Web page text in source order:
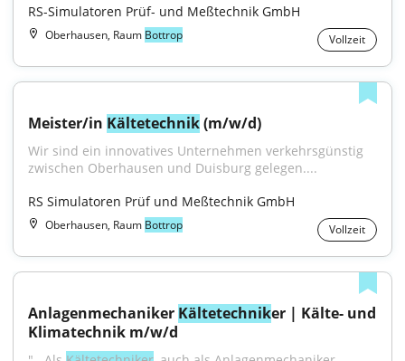
RS-Simulatoren Prüf- und Meßtechnik GmbH
Oberhausen, Raum Bottrop Vollzeit
Meister/in Kältetechnik (m/w/d)
Wir sind ein innovatives Unternehmen verkehrsgünstig
zwischen Oberhausen und Duisburg gelegen....
RS Simulatoren Prüf und Meßtechnik GmbH
Oberhausen, Raum Bottrop Vollzeit
Anlagenmechaniker Kältetechniker | Kälte- und
Klimatechnik m/w/d